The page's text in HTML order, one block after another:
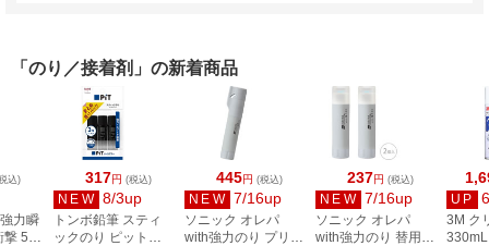
「のり／接着剤」の新着商品
317円 (税込)
NEW 8/3up
トンボ鉛筆 スティ
ックのり ピットハ
445円 (税込)
NEW 7/16up
ソニック オレパ
with強力のり プリン
237円 (税込)
NEW 7/16up
ソニック オレパ
with強力のり 替用の
UP
3M ク
330mL
込)
力瞬
5g